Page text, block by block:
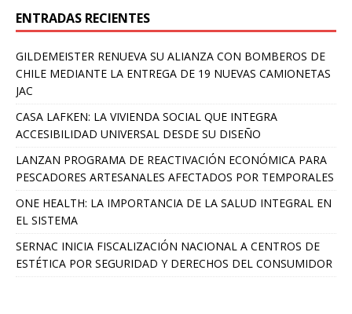
ENTRADAS RECIENTES
GILDEMEISTER RENUEVA SU ALIANZA CON BOMBEROS DE
CHILE MEDIANTE LA ENTREGA DE 19 NUEVAS CAMIONETAS
JAC
CASA LAFKEN: LA VIVIENDA SOCIAL QUE INTEGRA
ACCESIBILIDAD UNIVERSAL DESDE SU DISEÑO
LANZAN PROGRAMA DE REACTIVACIÓN ECONÓMICA PARA
PESCADORES ARTESANALES AFECTADOS POR TEMPORALES
ONE HEALTH: LA IMPORTANCIA DE LA SALUD INTEGRAL EN
EL SISTEMA
SERNAC INICIA FISCALIZACIÓN NACIONAL A CENTROS DE
ESTÉTICA POR SEGURIDAD Y DERECHOS DEL CONSUMIDOR